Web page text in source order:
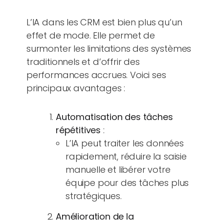
L’IA dans les CRM est bien plus qu’un
effet de mode. Elle permet de
surmonter les limitations des systèmes
traditionnels et d’offrir des
performances accrues. Voici ses
principaux avantages :
Automatisation des tâches
répétitives :
L’IA peut traiter les données
rapidement, réduire la saisie
manuelle et libérer votre
équipe pour des tâches plus
stratégiques.
Amélioration de la